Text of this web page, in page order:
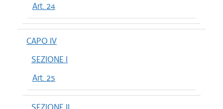
Art. 24
CAPO IV
SEZIONE I
Art. 25